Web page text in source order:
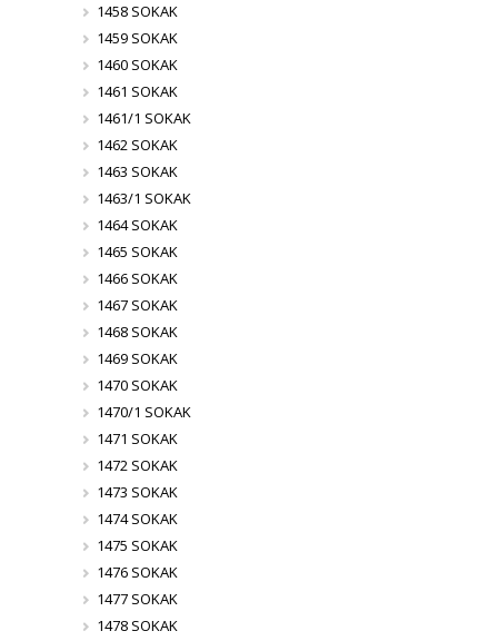
1458 SOKAK
1459 SOKAK
1460 SOKAK
1461 SOKAK
1461/1 SOKAK
1462 SOKAK
1463 SOKAK
1463/1 SOKAK
1464 SOKAK
1465 SOKAK
1466 SOKAK
1467 SOKAK
1468 SOKAK
1469 SOKAK
1470 SOKAK
1470/1 SOKAK
1471 SOKAK
1472 SOKAK
1473 SOKAK
1474 SOKAK
1475 SOKAK
1476 SOKAK
1477 SOKAK
1478 SOKAK